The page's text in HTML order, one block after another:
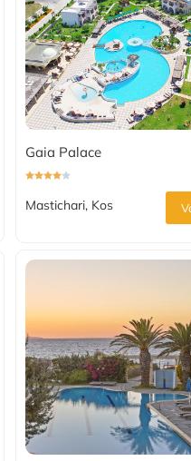
Gaia Palace
Mastichari, Kos